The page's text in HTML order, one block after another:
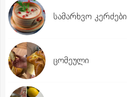
სამარხვო კერძები
ცომეული